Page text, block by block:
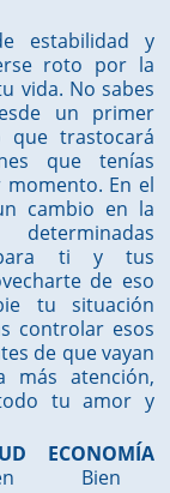
estabilidad y
roto por la
vida. No sabes
un primer
que trastocará
que tenías
En el
cambio en la
para ti y tus
de eso
tu situación
controlar esos
de que vayan
más atención,
tu amor y
ECONOMÍA
Bien